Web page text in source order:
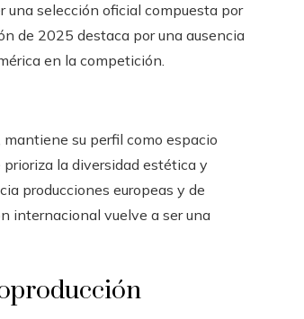
una selección oficial compuesta por
de 2025 destaca por una ausencia
en la competición.
su perfil como espacio
la diversidad estética y
producciones europeas y de
internacional vuelve a ser una